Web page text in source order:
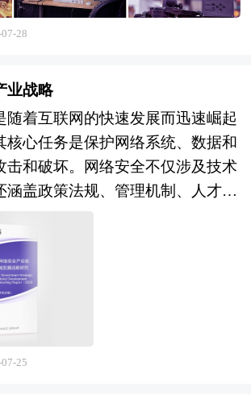
市场规模持续扩大。随着国内企
增长，产业规模加速扩容；Mini
等新兴技术也在不断成熟，逐渐
。此外，柔性显示技术的发展为显
了新的机遇，其独特的可弯曲、可
子产品设计提供了更大的创新空
显示器件行业将继续朝着高分辨
性化、智能化等方向发展。新型显
、Micro LED等将逐渐替代传统
为市场主流。同时，随着5G通
虚拟现实等新一代信息技术的发
智能穿戴、车载显示、虚拟现实等
广泛。此外，产业生态的完善也
28
业战略
随着互联网的快速发展而迅速崛起
核心任务是保护网络系统、数据和
击和破坏。网络安全不仅涉及技术
涵盖政策法规、管理机制、人才培
、企业和个人信息安全的关键力
划是地方经济发展战略的核心内
部门发展相关产业的“路线图”，对
来说，就相当于一张蓝图对一个建
有了这张“蓝图”，区域才能在有规
进行更好的区域建设。特定区域
25